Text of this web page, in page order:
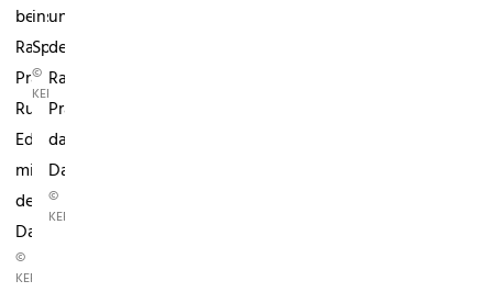
begann
Rapid-
Präsident
Rudolf
Edlinger
mit
dem
Daumendrücken
©
KERNMAYER
ins
Spiel
©
KERNMAYER
unterbrach
der
Rapid-
Präsident
das
Daumendrücken
©
KERNMAYER